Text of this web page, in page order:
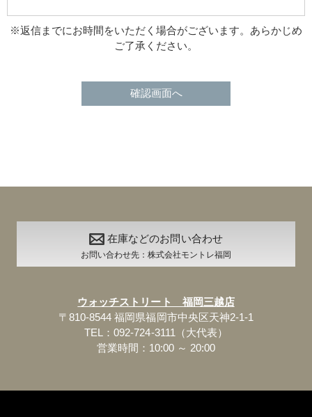
※返信までにお時間をいただく場合がございます。あらかじめ
ご了承ください。
在庫などのお問い合わせ
お問い合わせ先：株式会社モントレ福岡
ウォッチストリート 福岡三越店
〒810-8544 福岡県福岡市中央区天神2-1-1
TEL：092-724-3111（大代表）
営業時間：10:00 ～ 20:00